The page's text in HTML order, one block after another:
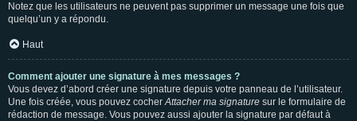
Notez que les utilisateurs ne peuvent pas supprimer un message une fois que
quelqu’un y a répondu.
Haut
Comment ajouter une signature à mes messages ?
Vous devez d’abord créer une signature depuis votre panneau de l’utilisateur.
Une fois créée, vous pouvez cocherAttacher ma signature sur le formulaire de
rédaction de message. Vous pouvez aussi ajouter la signature par défaut à